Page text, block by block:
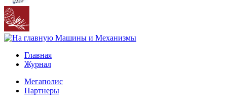
Главная
Журнал
Мегаполис
Партнеры